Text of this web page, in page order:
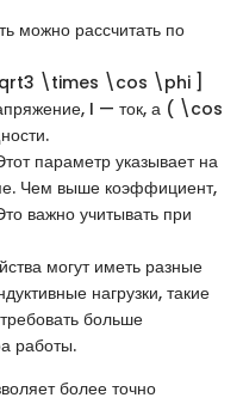
можно рассчитать по
\times \cos \phi ]
I — ток, а ( \cos
параметр указывает на
Чем выше коэффициент,
важно учитывать при
могут иметь разные
нагрузки, такие
больше
работы.
более точно